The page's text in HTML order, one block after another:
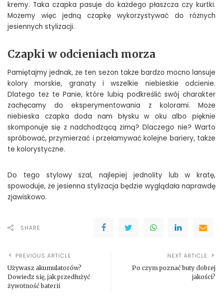
kremy. Taka czapka pasuje do każdego płaszcza czy kurtki.
Możemy więc jedną czapkę wykorzystywać do różnych
jesiennych stylizacji.
Czapki w odcieniach morza
Pamiętajmy jednak, że ten sezon także bardzo mocno lansuje
kolory morskie, granaty i wszelkie niebieskie odcienie.
Dlatego też te Panie, które lubią podkreślić swój charakter
zachęcamy do eksperymentowania z kolorami. Może
niebieska czapka doda nam błysku w oku albo pięknie
skomponuje się z nadchodzącą zimą? Dlaczego nie? Warto
spróbować, przymierzać i przełamywać kolejne bariery, także
te kolorystyczne.
Do tego stylowy szal, najlepiej jednolity lub w kratę,
spowoduje, że jesienna stylizacja będzie wyglądała naprawdę
zjawiskowo.
SHARE
PREVIOUS ARTICLE
Używasz akumulatorów?
Dowiedz się, jak przedłużyć
żywotność baterii
NEXT ARTICLE
Po czym poznać buty dobrej
jakości?